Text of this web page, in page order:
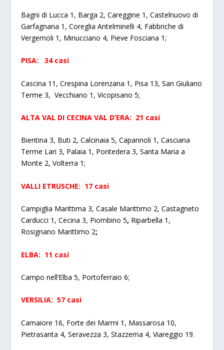
Bagni di Lucca 1, Barga 2, Careggine 1, Castelnuovo di
Garfagnana 1, Coreglia Antelminelli 4, Fabbriche di
Vergemoli 1, Minucciano 4, Pieve Fosciana 1;
PISA: 34 casi
Cascina 11, Crespina Lorenzana 1, Pisa 13, San Giuliano
Terme 3, Vecchiano 1, Vicopisano 5;
ALTA VAL DI CECINA VAL D’ERA: 21 casi
Bientina 3, Buti 2, Calcinaia 5, Capannoli 1, Casciana
Terme Lari 3, Palaia 1, Pontedera 3, Santa Maria a
Monte 2, Volterra 1;
VALLI ETRUSCHE: 17 casi
Campiglia Marittima 3, Casale Marittimo 2, Castagneto
Carducci 1, Cecina 3, Piombino 5, Riparbella 1,
Rosignano Marittimo 2;
ELBA: 11 casi
Campo nell’Elba 5, Portoferraio 6;
VERSILIA: 57 casi
Camaiore 16, Forte dei Marmi 1, Massarosa 10,
Pietrasanta 4, Seravezza 3, Stazzema 4, Viareggio 19.